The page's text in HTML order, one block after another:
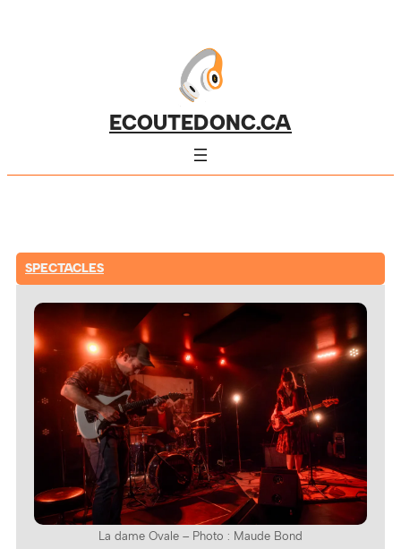
ECOUTEDONC.CA
SPECTACLES
La dame Ovale – Photo : Maude Bond